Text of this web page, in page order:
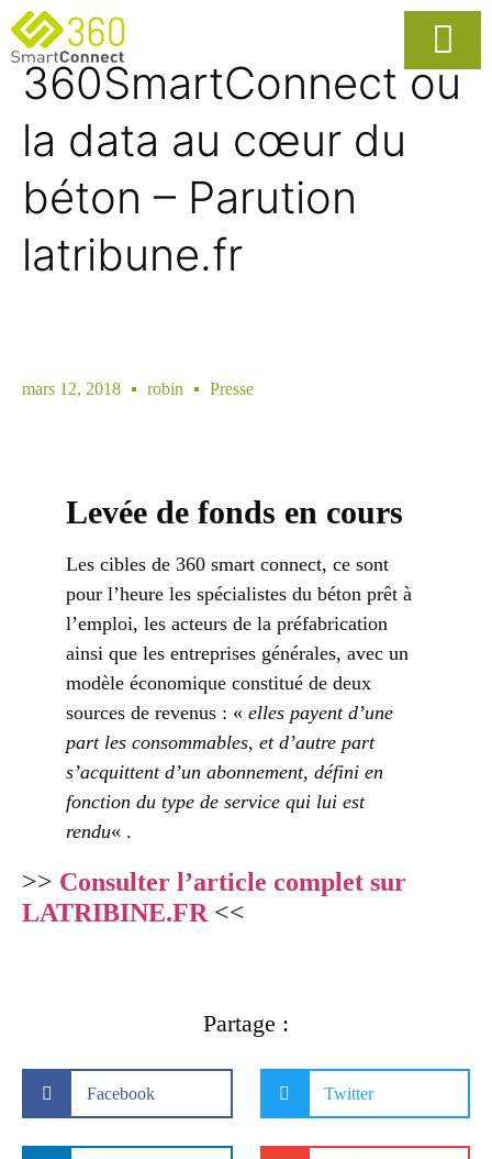
360SmartConnect ou
la data au cœur du
béton – Parution
latribune.fr
mars 12, 2018 robin Presse
Levée de fonds en cours
Les cibles de 360 smart connect, ce sont
pour l’heure les spécialistes du béton prêt à
l’emploi, les acteurs de la préfabrication
ainsi que les entreprises générales, avec un
modèle économique constitué de deux
sources de revenus : « elles payent d’une
part les consommables, et d’autre part
s’acquittent d’un abonnement, défini en
fonction du type de service qui lui est
rendu« .
>> Consulter l’article complet sur
LATRIBINE.FR <<
Partage :
Facebook Twitter